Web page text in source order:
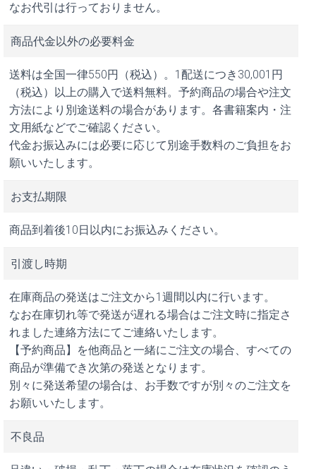
なお代引は行っておりません。
商品代金以外の必要料金
送料は全国一律550円（税込）。1配送につき30,001円
（税込）以上の購入で送料無料。予約商品の場合や注文
方法により別途送料の場合があります。各書籍案内・注
文用紙などでご確認ください。
代金お振込みには必要に応じて別途手数料のご負担をお
願いいたします。
お支払期限
商品到着後10日以内にお振込みください。
引渡し時期
在庫商品の発送はご注文から1週間以内に行います。
なお在庫切れ等で発送が遅れる場合はご注文時に指定さ
れました連絡方法にてご連絡いたします。
【予約商品】を他商品と一緒にご注文の場合、すべての
商品が準備でき次第の発送となります。
別々に発送希望の場合は、お手数ですが別々のご注文を
お願いいたします。
不良品